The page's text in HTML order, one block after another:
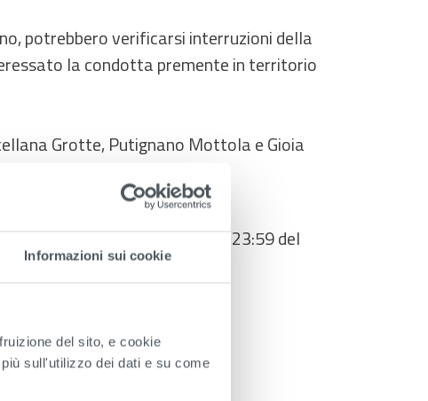
Informazioni sui cookie
del sito, e cookie
sull'utilizzo dei dati e su come
potrebbero verificarsi interruzioni della
la condotta premente in territorio
Grotte, Putignano Mottola e Gioia
2026 con ripristino alle ore 23:59 del
intervento di manutenzione
Massafra;